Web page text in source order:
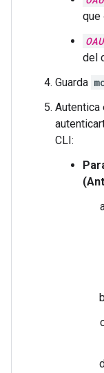
que
del
Guarda
Autentica
CLI: